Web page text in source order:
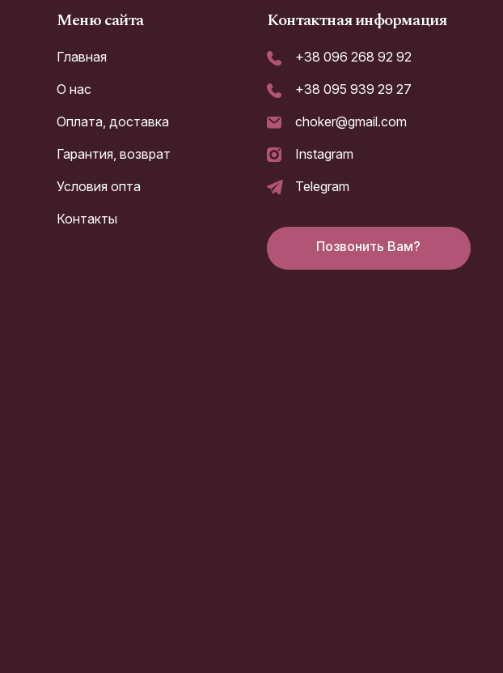
Меню сайта
Главная
О нас
Оплата, доставка
Гарантия, возврат
Условия опта
Контакты
Контактная информация
+38 096 268 92 92
+38 095 939 29 27
choker@gmail.com
Instagram
Telegram
Позвонить Вам?